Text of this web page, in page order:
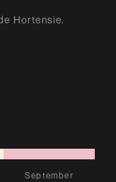
Hortensie.
September